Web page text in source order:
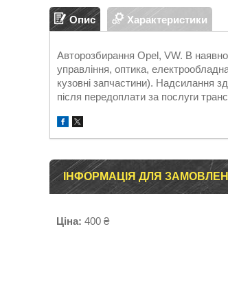
Опис Характеристики
Авторозбирання Opel, VW. В
управління, оптика,
кузовні запчастини).
після передоплати за послуги
ІНФОРМАЦІЯ ДЛЯ
Ціна: 400 ₴